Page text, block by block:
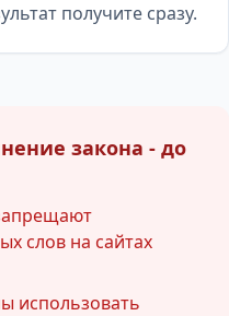
получите сразу.
закона - до
слов на сайтах
использовать